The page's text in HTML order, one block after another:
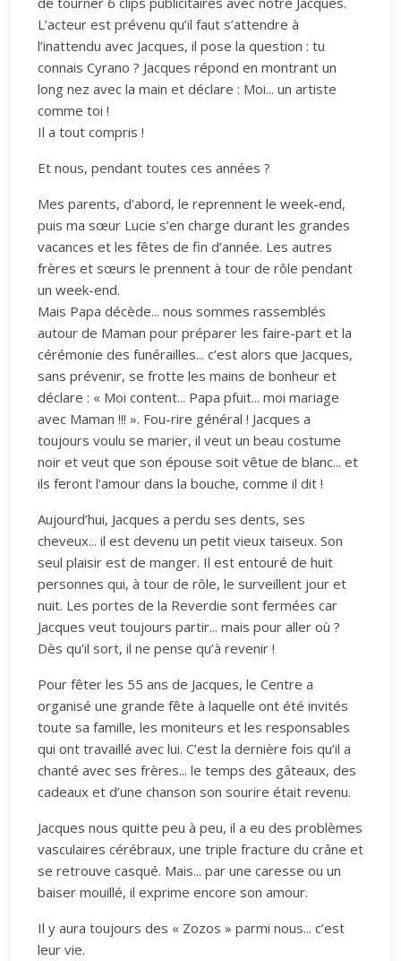
L’acteur est prévenu qu’il faut s’attendre à
l’inattendu avec Jacques, il pose la question : tu
connais Cyrano ? Jacques répond en montrant un
long nez avec la main et déclare : Moi... un artiste
comme toi !
Il a tout compris !
Et nous, pendant toutes ces années ?
Mes parents, d’abord, le reprennent le week-end,
puis ma sœur Lucie s’en charge durant les grandes
vacances et les fêtes de fin d’année. Les autres
frères et sœurs le prennent à tour de rôle pendant
un week-end.
Mais Papa décède... nous sommes rassemblés
autour de Maman pour préparer les faire-part et la
cérémonie des funérailles... c’est alors que Jacques,
sans prévenir, se frotte les mains de bonheur et
déclare : « Moi content... Papa pfuit... moi mariage
avec Maman !!! ». Fou-rire général ! Jacques a
toujours voulu se marier, il veut un beau costume
noir et veut que son épouse soit vêtue de blanc... et
ils feront l’amour dans la bouche, comme il dit !
Aujourd’hui, Jacques a perdu ses dents, ses
cheveux... il est devenu un petit vieux taiseux. Son
seul plaisir est de manger. Il est entouré de huit
personnes qui, à tour de rôle, le surveillent jour et
nuit. Les portes de la Reverdie sont fermées car
Jacques veut toujours partir... mais pour aller où ?
Dès qu’il sort, il ne pense qu’à revenir !
Pour fêter les 55 ans de Jacques, le Centre a
organisé une grande fête à laquelle ont été invités
toute sa famille, les moniteurs et les responsables
qui ont travaillé avec lui. C’est la dernière fois qu’il a
chanté avec ses frères... le temps des gâteaux, des
cadeaux et d’une chanson son sourire était revenu.
Jacques nous quitte peu à peu, il a eu des problèmes
vasculaires cérébraux, une triple fracture du crâne et
se retrouve casqué. Mais... par une caresse ou un
baiser mouillé, il exprime encore son amour.
Il y aura toujours des « Zozos » parmi nous... c’est
leur vie.